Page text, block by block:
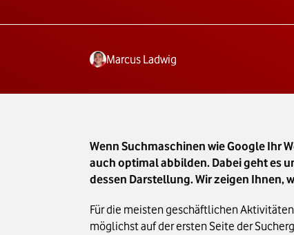
Marcus Ladwig
Wenn Suchmaschinen wie Google Ihr
auch optimal abbilden. Dabei geht es
dessen Darstellung. Wir zeigen Ihnen,
Für die meisten geschäftlichen
möglichst auf der ersten Seite der